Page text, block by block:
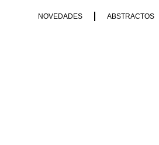
NOVEDADES ABSTRACTOS